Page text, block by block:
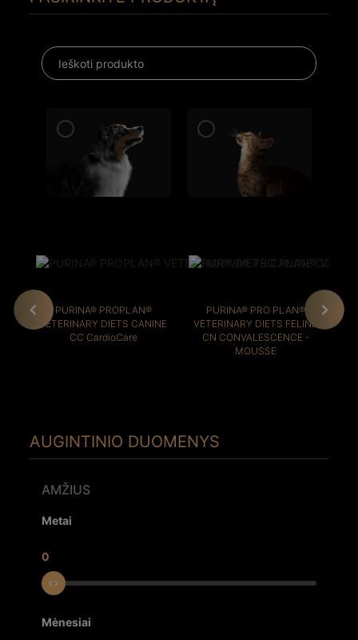
PURINA® PROPLAN®
VETERINARY DIETS CANINE
CC CardioCare
PURINA® PRO PLAN®
VETERINARY DIETS FELINE
CN CONVALESCENCE -
MOUSSE
AUGINTINIO DUOMENYS
AMŽIUS
Metai
0
Mėnesiai